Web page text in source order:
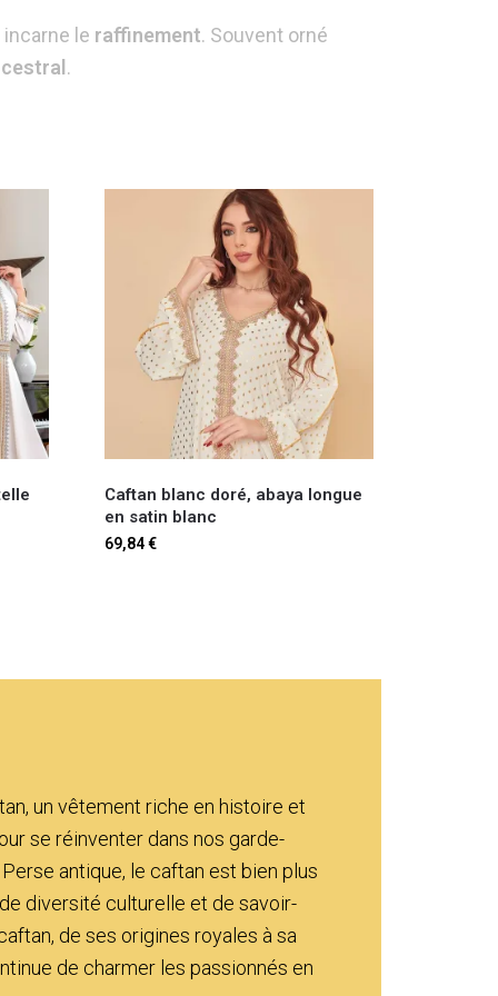
le raffinement. Souvent orné
.
Caftan blanc doré, abaya longue
en satin blanc
69,84€
un vêtement riche en histoire et
se réinventer dans nos garde-
antique, le caftan est bien plus
diversité culturelle et de savoir-
de ses origines royales à sa
de charmer les passionnés en